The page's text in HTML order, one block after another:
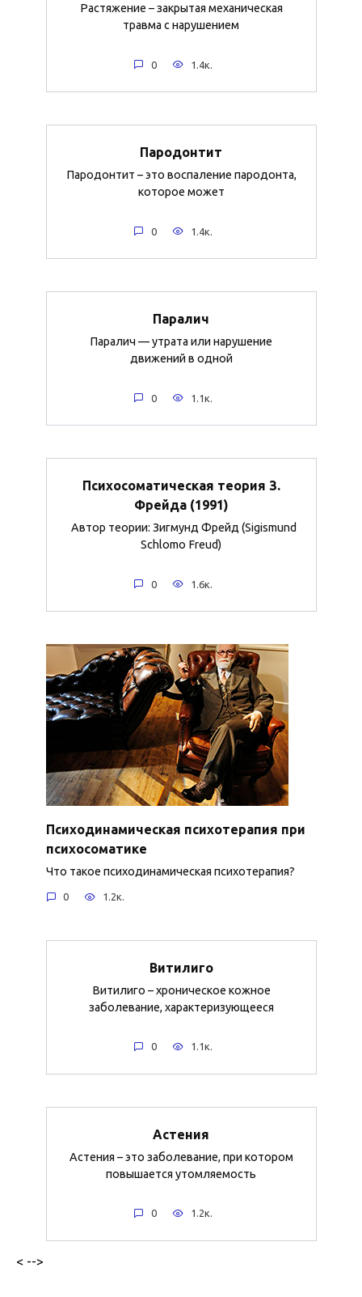
Растяжение – закрытая механическая
травма с нарушением
0 1.4к.
Пародонтит
Пародонтит – это воспаление пародонта,
которое может
0 1.4к.
Паралич
Паралич — утрата или нарушение
движений в одной
0 1.1к.
Психосоматическая теория З.
Фрейда (1991)
Автор теории: Зигмунд Фрейд (Sigismund
Schlomo Freud)
0 1.6к.
Психодинамическая психотерапия при
психосоматике
Что такое психодинамическая психотерапия?
0 1.2к.
Витилиго
Витилиго – хроническое кожное
заболевание, характеризующееся
0 1.1к.
Астения
Астения – это заболевание, при котором
повышается утомляемость
0 1.2к.
< -->